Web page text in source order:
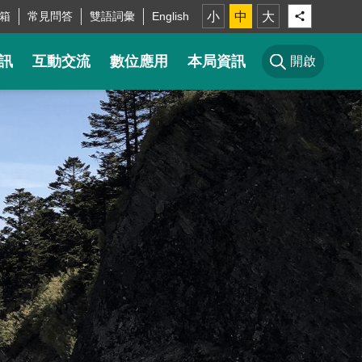
常見問答 雙語詞彙 English 小 中 大
互動交流 數位應用 本局資訊 開啟